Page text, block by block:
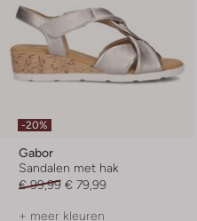
-20%
Gabor
Sandalen met hak
€ 99,99 € 79,99
+ meer kleuren